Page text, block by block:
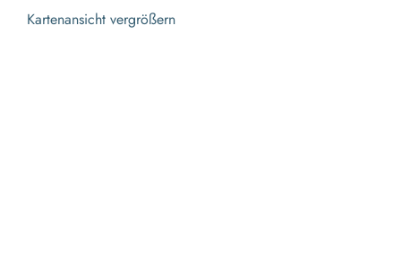
Kartenansicht vergrößern